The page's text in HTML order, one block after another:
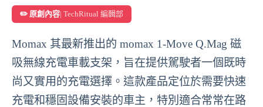
✏️ 原創內容| TechRitual 編輯部
Momax 其最新推出的 momax 1-Move Q.Mag 磁
吸無線充電車載支架，旨在提供駕駛者一個既時
尚又實用的充電選擇。這款產品定位於需要快速
充電和穩固設備安裝的車主，特別適合常常在路